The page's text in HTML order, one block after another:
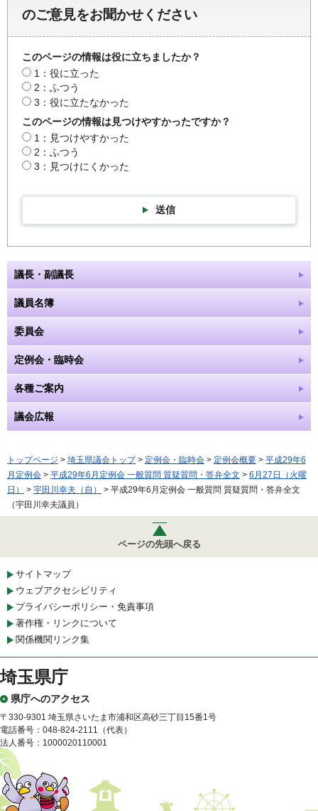
のご意見をお聞かせください
このページの情報は役に立ちましたか？
1：役に立った
2：ふつう
3：役に立たなかった
このページの情報は見つけやすかったですか？
1：見つけやすかった
2：ふつう
3：見つけにくかった
送信
議長・副議長
議員名簿
委員会
定例会・臨時会
各種ご案内
議会広報
トップページ > 埼玉県議会トップ> 定例会・臨時会 > 定例会概要 > 平成29年6
月定例会 > 平成29年6月定例会 一般質問 質疑質問・答弁全文 > 6月27日（火曜
日）
> 宇田川幸夫（自）
> 平成29年6月定例会 一般質問 質疑質問・答弁全文
（宇田川幸夫議員）
ページの先頭へ戻る
サイトマップ
ウェブアクセシビリティ
プライバシーポリシー・免責事項
著作権・リンクについて
関係機関リンク集
埼玉県庁
県庁へのアクセス
〒330-9301 埼玉県さいたま市浦和区高砂三丁目15番1号
電話番号：048-824-2111（代表）
法人番号：1000020110001